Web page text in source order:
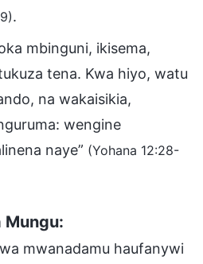
.
mbinguni, ikisema,
tena. Kwa hiyo, watu
na wakaisikia,
wengine
naye” (Yohana 12:28-
Mungu:
mwanadamu haufanywi